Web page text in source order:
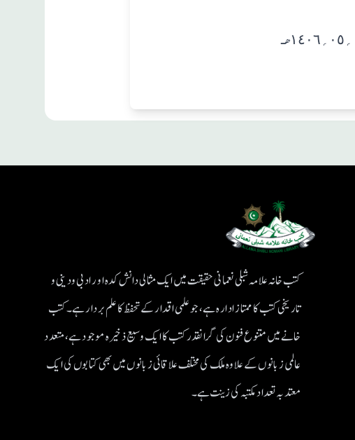
کتب خانہ علامہ شبلی نعمانی حقیقت میں ایک مثالی دانش کدہ اور ادبی ودینی و
تاریخی کتب کا ممتاز ادارہ ہے، جو علمی اقدار کے تحفظ کا علم بردار ہے۔کتب
خانے میں متنوع فنون کی گرانقدر کتب کا ایک وسیع ذخیرہ موجود ہے، متعدد
عالمی زبانوں کے علاوہ ملک کی مختلف علاقائی زبانوں میں بھی کتابوں کی ایک
معتد بہ تعداد مکتبہ کی زینت ہے۔